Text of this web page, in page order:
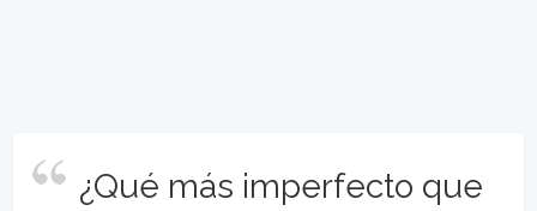
¿Qué más imperfecto que